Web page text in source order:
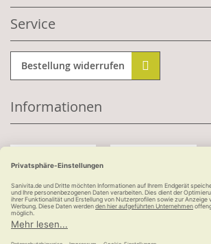
Service
Bestellung widerrufen
Informationen
Kauf auf Rechnung